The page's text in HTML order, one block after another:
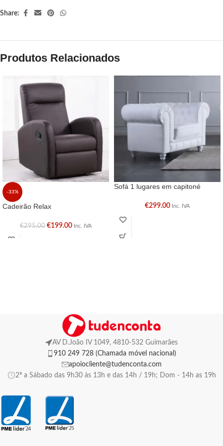
Share:
Produtos Relacionados
-33%
Cadeirão Relax
€295.00 €199.00 Inc. IVA
Sofá 1 lugares em capitoné
€299.00 Inc. IVA
AV D.João IV 1049, 4810-532 Guimarães
910 249 728 (Chamada móvel nacional)
apoiocliente@tudenconta.com
2ª a Sábado das 9h30 às 13h e das 14h / 19h; Dom - 14h as 19h